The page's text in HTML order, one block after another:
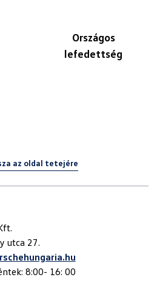
Országos
lefedettség
az oldal tetejére
8:00- 16: 00